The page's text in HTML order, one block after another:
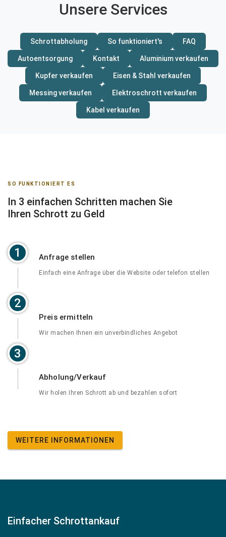
Unsere Services
Schrottabholung So funktioniert's FAQ
Autoentsorgung Kontakt Aluminium verkaufen
Kupfer verkaufen Eisen & Stahl verkaufen
Messing verkaufen Elektroschrott verkaufen
Kabel verkaufen
SO FUNKTIONIERT ES
In 3 einfachen Schritten machen Sie
Ihren Schrott zu Geld
1
2
3
Anfrage stellen
Einfach eine Anfrage über die Website oder telefon stellen
Preis ermitteln
Wir machen Ihnen ein unverbindliches Angebot
Abholung/Verkauf
Wir holen Ihren Schrott ab und bezahlen sofort
WEITERE INFORMATIONEN
Einfacher Schrottankauf